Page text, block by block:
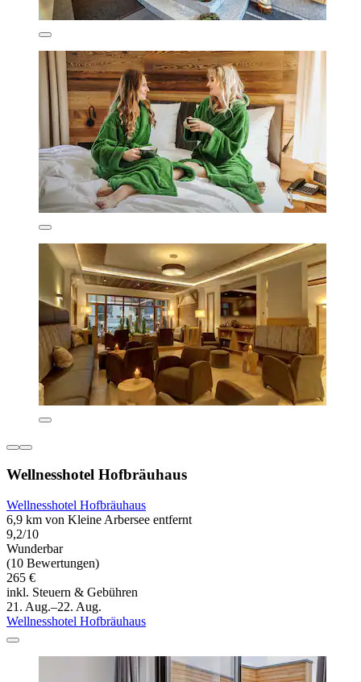
Wellnesshotel Hofbräuhaus
Wellnesshotel Hofbräuhaus
6,9 km von Kleine Arbersee entfernt
9,2/10
Wunderbar
(10 Bewertungen)
265 €
inkl. Steuern & Gebühren
21. Aug.–22. Aug.
Wellnesshotel Hofbräuhaus